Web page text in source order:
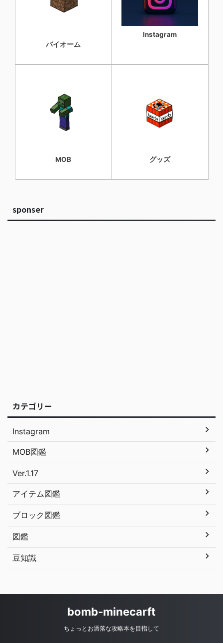
バイオーム
Instagram
MOB グッズ
sponser
カテゴリー
Instagram
MOB図鑑
Ver.1.17
アイテム図鑑
ブロック図鑑
図鑑
豆知識
bomb-minecarft
ちょっとお洒落な攻略本を目指して